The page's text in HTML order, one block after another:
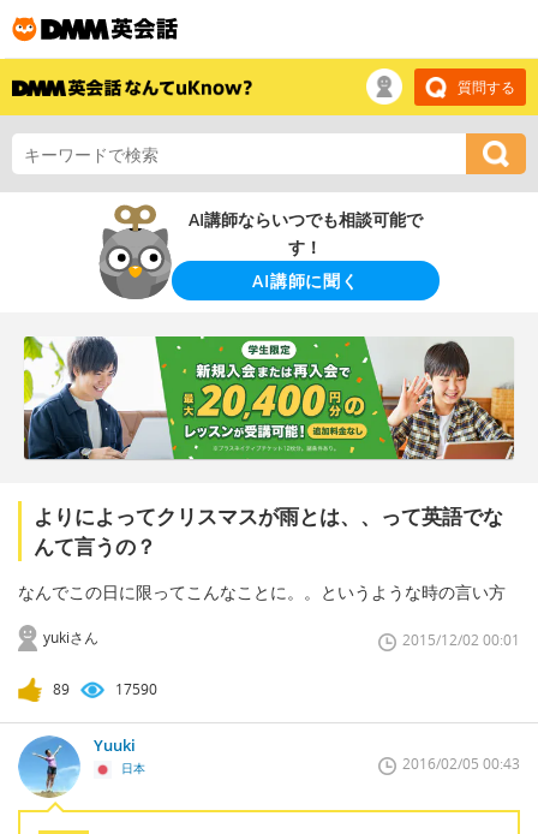
質問する
AI講師ならいつでも相談可能で
す！
AI講師に聞く
よりによってクリスマスが雨とは、、って英語でな
んて言うの？
なんでこの日に限ってこんなことに。。というような時の言い方
yukiさん 2015/12/02 00:01
89 17590
Yuuki
日本 2016/02/05 00:43